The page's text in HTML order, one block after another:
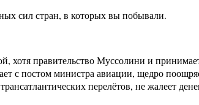
сил стран, в которых вы побывали.
хотя правительство Муссолини и
с постом министра авиации, щедро
перелётов, не жалеет